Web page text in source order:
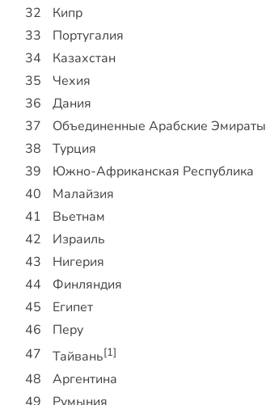
32
Кипр
33
Португалия
34
Казахстан
35
Чехия
36
Дания
37
Объединенные Арабские Эмираты
38
Турция
39
Южно-Африканская Республика
40
Малайзия
41
Вьетнам
42
Израиль
43
Нигерия
44
Финляндия
45
Египет
46
Перу
47
Тайвань[1]
48
Аргентина